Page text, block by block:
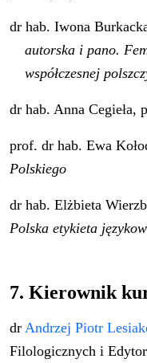
dr hab. Iwona
autorska i pano.
współczesnej
dr hab. Anna Cegieła,
prof. dr hab. Ewa
Polskiego
dr hab. Elżbieta
Polska etykieta
7. Kierownik
dr Andrzej Piotr
Filologicznych i